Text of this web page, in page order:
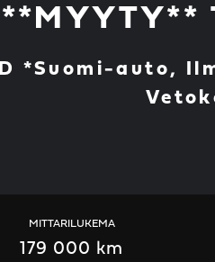
**MYYTY**
*Suomi-auto,
MITTARILUKEMA
179 000 km